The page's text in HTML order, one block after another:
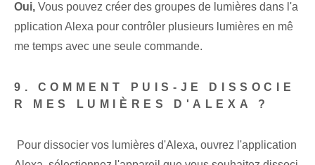
Oui, Vous pouvez créer des groupes de lumières dans l'a
pplication Alexa pour contrôler plusieurs lumières en mê
me temps avec une seule commande.
9. COMMENT PUIS-JE DISSOCIE
R MES LUMIÈRES D'ALEXA ?
‍ Pour dissocier vos lumières d'Alexa, ouvrez l'application